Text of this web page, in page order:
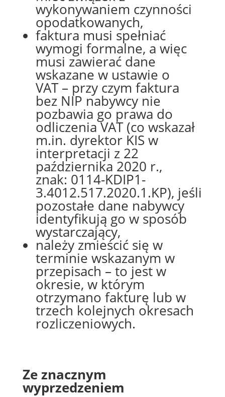
wykonywaniem czynności
opodatkowanych,
faktura musi spełniać
wymogi formalne, a więc
musi zawierać dane
wskazane w ustawie o
VAT– przy czym faktura
bez NIP nabywcy nie
pozbawia go prawa do
odliczenia VAT (co wskazał
m.in. dyrektor KIS w
interpretacji z 22
października 2020 r.,
znak: 0114-KDIP1-
3.4012.517.2020.1.KP), jeśli
pozostałe dane nabywcy
identyfikują go w sposób
wystarczający,
należy zmieścić się w
terminie wskazanym w
przepisach – to jest w
okresie, w którym
otrzymano fakturę lub w
trzech kolejnych okresach
rozliczeniowych.
Ze znacznym
wyprzedzeniem